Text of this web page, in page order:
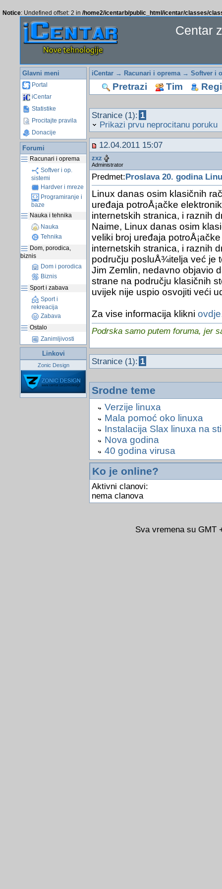
Notice: Undefined offset: 2 in /home2/icentarb/public_html/icentar/classes/
Centar
Glavni meni
Portal
iCentar
Statistike
Procitajte pravila
Donacije
Forumi
Racunari i oprema
Softver i op.
sistemi
Hardver i mreze
Programiranje i
baze
Nauka i tehnika
Nauka
Tehnika
Dom, porodica,
biznis
Dom i porodica
Biznis
Sport i zabava
Sport i
rekreacija
Zabava
Ostalo
Zanimljivosti
Linkovi
Zonic Design
iCentar→ Racunari i oprema→ Softver i
Pretrazi Tim
Stranice (1): 1
Prikazi prvu neprocitanu poruku
12.04.2011 15:07
zxz
Administrator
Predmet: Proslava 20. godina
Linux danas osim klasičnih
uređaja potroÅ¡ačke
internetskih stranica, i raznih
Naime, Linux danas osim
veliki broj uređaja
internetskih stranica, i raznih
području posluÅ¾itelja već je
Jim Zemlin, nedavno objavio
strane na području klasičnih
uvijek nije uspio osvojiti veći
Za vise informacija klikni
Podrska samo putem foruma, jer
Stranice (1): 1
Srodne teme
Verzije linuxa
Mala pomoć oko linuxa
Instalacija Slax linuxa na
Nova godina
40 godina virusa
Ko je online?
Aktivni clanovi:
nema clanova
Sva vremena su GMT